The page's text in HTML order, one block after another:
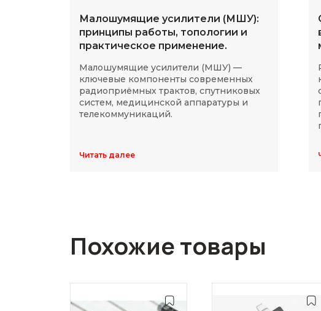
Малошумящие усилители (МШУ):
принципы работы, топологии и
практическое применение.
Малошумящие усилители (МШУ) —
ключевые компоненты современных
радиоприёмных трактов, спутниковых
систем, медицинской аппаратуры и
телекоммуникаций.
Читать далее
Похожие товары